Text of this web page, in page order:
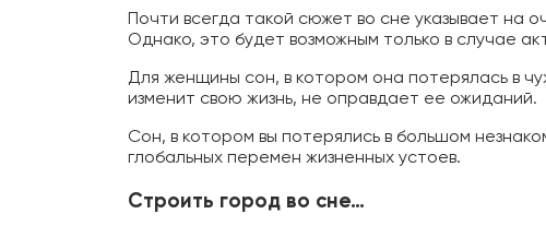
Почти всегда такой сюжет во сне указывает на
Однако, это будет возможным только в случае
Для женщины сон, в котором она потерялась в
изменит свою жизнь, не оправдает ее ожиданий.
Сон, в котором вы потерялись в большом
глобальных перемен жизненных устоев.
Строить город во сне…